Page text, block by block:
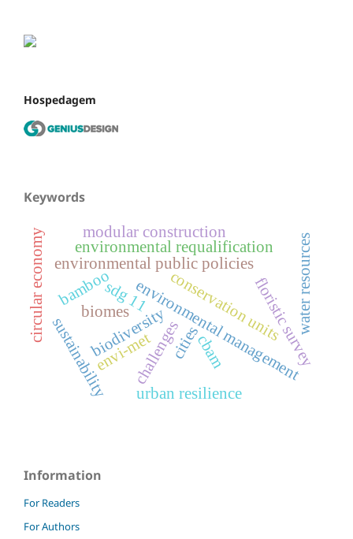
Hospedagem
Keywords
environmental public policies
environmental management
biodiversity
biomes floristic survey
conservation units
sustainability challenges
environmental requalification
urban resilience
sdg 11
envi-met
water resources
cities
circular economy
cbam
modular construction
bamboo
Information
For Readers
For Authors